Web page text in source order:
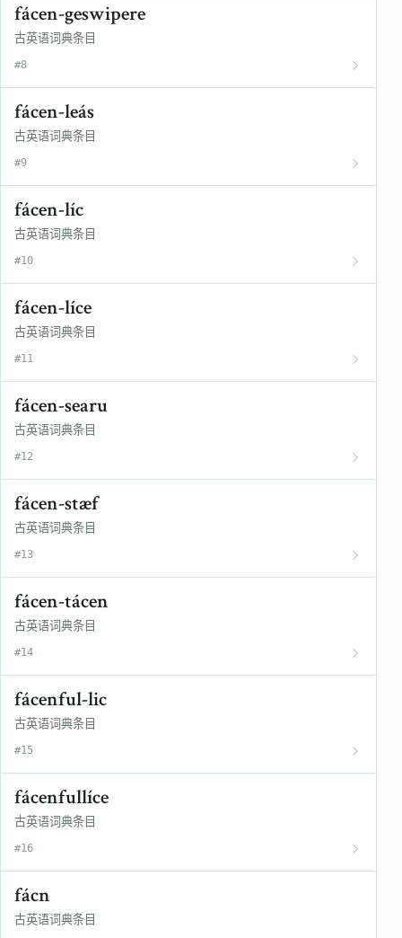
fácen-geswipere
古英语词典条目
#8
fácen-leás
古英语词典条目
#9
fácen-líc
古英语词典条目
#10
fácen-líce
古英语词典条目
#11
fácen-searu
古英语词典条目
#12
fácen-stæf
古英语词典条目
#13
fácen-tácen
古英语词典条目
#14
fácenful-lic
古英语词典条目
#15
fácenfullíce
古英语词典条目
#16
fácn
古英语词典条目